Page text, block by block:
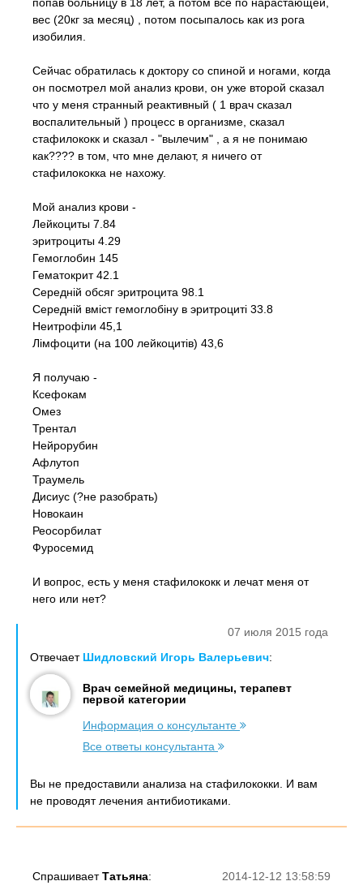
вес (20кг за месяц) , потом посыпалось как из рога
изобилия.
Сейчас обратилась к доктору со спиной и ногами, когда
он посмотрел мой анализ крови, он уже второй сказал
что у меня странный реактивный ( 1 врач сказал
воспалительный ) процесс в организме, сказал
стафилококк и сказал - "вылечим" , а я не понимаю
как???? в том, что мне делают, я ничего от
стафилококка не нахожу.
Мой анализ крови -
Лейкоциты 7.84
эритроциты 4.29
Гемоглобин 145
Гематокрит 42.1
Середнiй обсяг эритроцита 98.1
Середнiй вмiст гемоглобiну в эритроцитi 33.8
Неитрофiли 45,1
Лiмфоцити (на 100 лейкоцитiв) 43,6
Я получаю -
Ксефокам
Омез
Трентал
Нейрорубин
Афлутоп
Траумель
Дисиус (?не разобрать)
Новокаин
Реосорбилат
Фуросемид
И вопрос, есть у меня стафилококк и лечат меня от
него или нет?
07 июля 2015 года
Отвечает Шидловский Игорь Валерьевич:
Врач семейной медицины, терапевт
первой категории
Информация о консультанте
Все ответы консультанта
Вы не предоставили анализа на стафилококки. И вам
не проводят лечения антибиотиками.
2014-12-12 13:58:59
СпрашиваетТатьяна: